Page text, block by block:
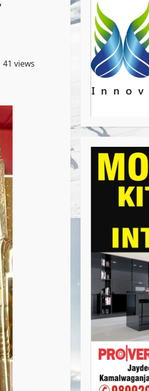
41 views